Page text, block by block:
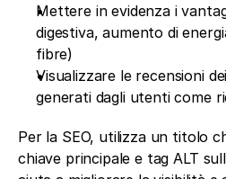
Mettere in evidenza i
digestiva, aumento di
fibre)
Visualizzare le recensioni
generati dagli utenti come
Per la SEO, utilizza un titolo
chiave principale e tag ALT